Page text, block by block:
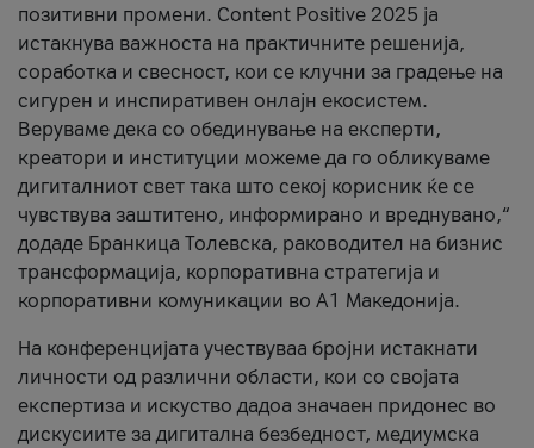
позитивни промени. Content Positive 2025 ја
истакнува важноста на практичните решенија,
соработка и свесност, кои се клучни за градење на
сигурен и инспиративен онлајн екосистем.
Веруваме дека со обединување на експерти,
креатори и институции можеме да го обликуваме
дигиталниот свет така што секој корисник ќе се
чувствува заштитено, информирано и вреднувано,“
додаде Бранкица Толевска, раководител на бизнис
трансформација, корпоративна стратегија и
корпоративни комуникации во А1 Македонија.
На конференцијата учествуваа бројни истакнати
личности од различни области, кои со својата
експертиза и искуство дадоа значаен придонес во
дискусиите за дигитална безбедност, медиумска